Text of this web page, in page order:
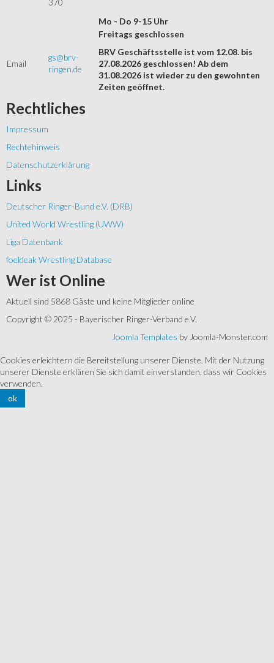
370
Mo - Do 9-15 Uhr
Email
gs@brv-
ringen.de
Freitags geschlossen
BRV Geschäftsstelle ist vom 12.08. bis
27.08.2026 geschlossen! Ab dem
31.08.2026 ist wieder zu den gewohnten
Zeiten geöffnet.
Rechtliches
Impressum
Rechtehinweis
Datenschutzerklärung
Links
Deutscher Ringer-Bund e.V. (DRB)
United World Wrestling (UWW)
Liga Datenbank
foeldeak Wrestling Database
Wer ist Online
Aktuell sind 5868 Gäste und keine Mitglieder online
Copyright © 2025 - Bayerischer Ringer-Verband e.V.
Joomla Templates by Joomla-Monster.com
Cookies erleichtern die Bereitstellung unserer Dienste. Mit der Nutzung
unserer Dienste erklären Sie sich damit einverstanden, dass wir Cookies
verwenden.
ok